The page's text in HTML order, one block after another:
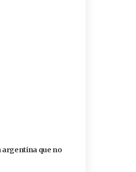
argentina que no